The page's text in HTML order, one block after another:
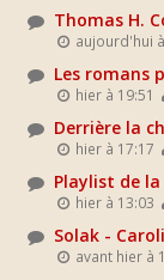
Thomas H.
aujourd'hui
Les romans
hier à 19:51
Derrière la
hier à 17:17
Playlist de
hier à 13:03
Solak -
avant hier à